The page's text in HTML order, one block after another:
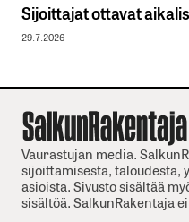
Sijoittajat ottavat
29.7.2026
Vaurastujan media.
sijoittamisesta, taloudesta,
asioista. Sivusto sisältää
sisältöä. SalkunRakentaja